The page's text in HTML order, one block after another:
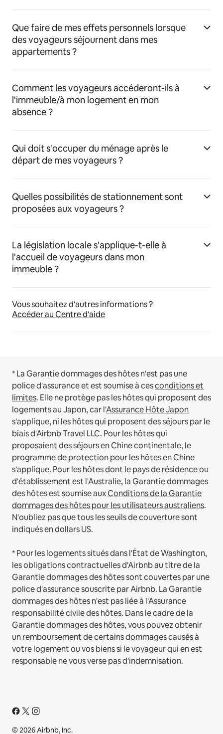
Que faire de mes effets personnels lorsque
des voyageurs séjournent dans mes
appartements ?
Comment les voyageurs accéderont-ils à
l'immeuble/à mon logement en mon
absence ?
Qui doit s'occuper du ménage après le
départ de mes voyageurs ?
Quelles possibilités de stationnement sont
proposées aux voyageurs ?
La législation locale s'applique-t-elle à
l'accueil de voyageurs dans mon
immeuble ?
Vous souhaitez d'autres informations ?
Accéder au Centre d'aide
* La Garantie dommages des hôtes n'est pas une
police d'assurance et est soumise à cesconditions et
limites. Elle ne protège pas les hôtes qui proposent des
logements au Japon, car l'Assurance Hôte Japon
s'applique, ni les hôtes qui proposent des séjours par le
biais d'Airbnb Travel LLC. Pour les hôtes qui
proposaient des séjours en Chine continentale, le
programme de protection pour les hôtes en Chine
s'applique. Pour les hôtes dont le pays de résidence ou
d'établissement est l'Australie, la Garantie dommages
des hôtes est soumise auxConditions de la Garantie
dommages des hôtes pour les utilisateurs australiens.
N'oubliez pas que tous les seuils de couverture sont
indiqués en dollars US.
* Pour les logements situés dans l'État de Washington,
les obligations contractuelles d'Airbnb au titre de la
Garantie dommages des hôtes sont couvertes par une
police d'assurance souscrite par Airbnb. La Garantie
dommages des hôtes n'est pas liée à l'Assurance
responsabilité civile des hôtes. Dans le cadre de la
Garantie dommages des hôtes, vous pouvez obtenir
un remboursement de certains dommages causés à
votre logement ou vos biens si le voyageur qui en est
responsable ne vous verse pas d'indemnisation.
© 2026 Airbnb, Inc.